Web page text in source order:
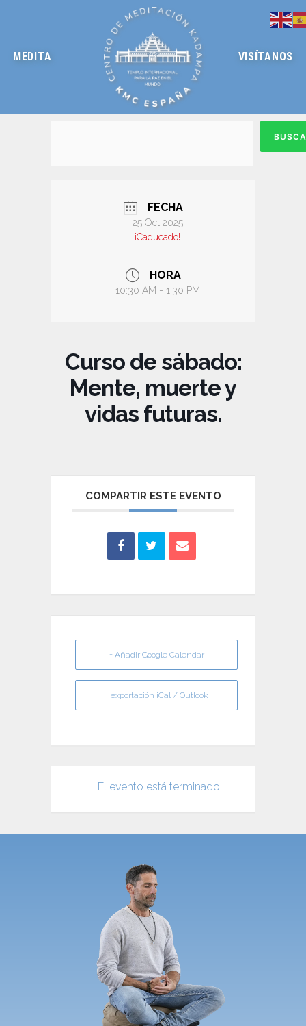
MEDITA VISÍTANOS
FECHA
25 Oct 2025
¡Caducado!
HORA
10:30 AM - 1:30 PM
Curso de sábado:
Mente, muerte y
vidas futuras.
COMPARTIR ESTE EVENTO
+ Añadir Google Calendar
+ exportación iCal / Outlook
El evento está terminado.